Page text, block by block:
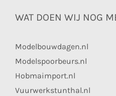
WAT DOEN WIJ NOG
Modelbouwdagen.nl
Modelspoorbeurs.nl
Hobmaimport.nl
Vuurwerkstunthal.nl